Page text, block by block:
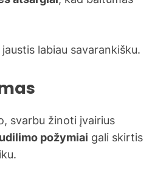
labiau savarankišku.
svarbu žinoti įvairius
požymiai gali skirtis